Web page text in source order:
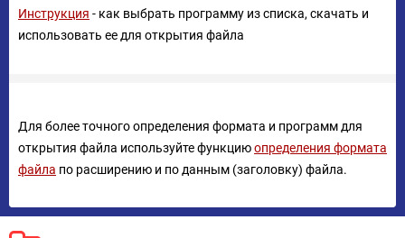
Инструкция - как выбрать программу из списка, скачать и
использовать ее для открытия файла
Для более точного определения формата и программ для
открытия файла используйте функциюопределения формата
файла по расширению и по данным (заголовку) файла.